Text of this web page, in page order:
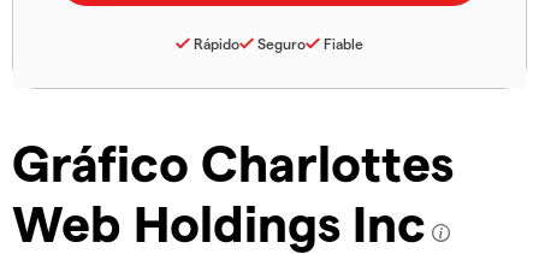
Gráfico Charlottes
Web Holdings Inc
Rápido Seguro Fiable